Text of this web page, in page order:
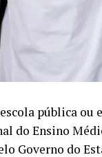
pública ou
do Ensino
Governo do